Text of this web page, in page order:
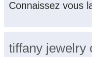
Connaissez vous
tiffany jewelry